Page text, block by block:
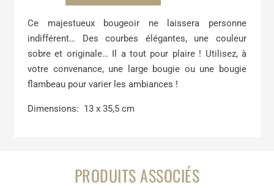
Barroco
Moka
Ce majestueux bougeoir ne laissera personne
indifférent… Des courbes élégantes, une couleur
sobre et originale… Il a tout pour plaire ! Utilisez, à
votre convenance, une large bougie ou une bougie
flambeau pour varier les ambiances !
Dimensions: 13 x 35,5 cm
PRODUITS ASSOCIÉS